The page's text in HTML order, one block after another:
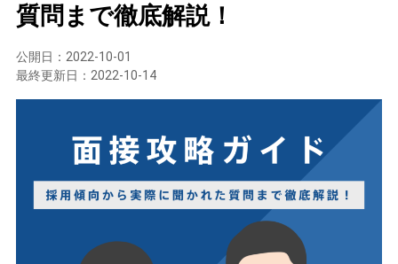
質問まで徹底解説！
公開日： 2022-10-01
最終更新日： 2022-10-14